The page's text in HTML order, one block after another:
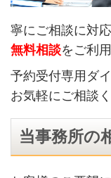
寧にご相談に対
無料相談をご利
予約受付専用ダ
お気軽にご相談く
当事務所の